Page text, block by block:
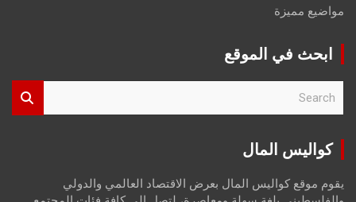
مواضيع مميزة
ابحث في الموقع
r
كواليس المال
يقوم موقع كواليس المال بعرض الاقتصاد العالمي والدولي